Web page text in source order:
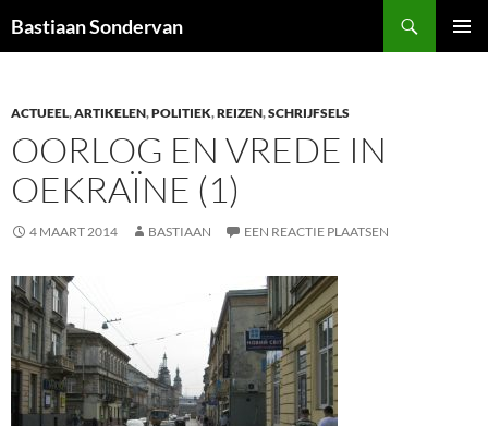
naar
Bastiaan Sondervan
ACTUEEL,ARTIKELEN,POLITIEK,REIZEN,SCHRIJFSELS
OORLOG EN VREDE IN
OEKRAÏNE (1)
4 MAART 2014 BASTIAAN EEN REACTIE PLAATSEN